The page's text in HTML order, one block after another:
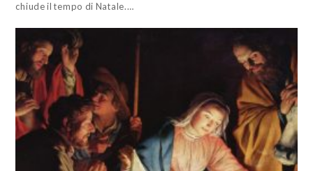
chiude il tempo di Natale.…